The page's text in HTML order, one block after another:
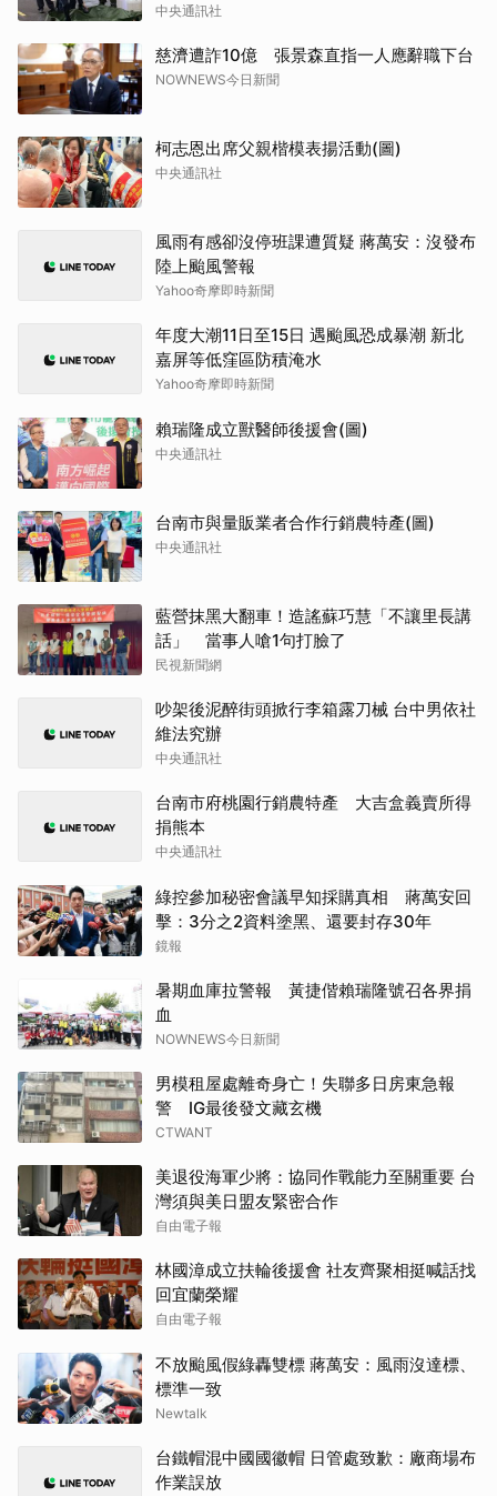
中央通訊社
慈濟遭詐10億 張景森直指一人應辭職下台
NOWNEWS今日新聞
柯志恩出席父親楷模表揚活動(圖)
中央通訊社
風雨有感卻沒停班課遭質疑 蔣萬安：沒發布
陸上颱風警報
Yahoo奇摩即時新聞
年度大潮11日至15日 遇颱風恐成暴潮 新北
嘉屏等低窪區防積淹水
Yahoo奇摩即時新聞
賴瑞隆成立獸醫師後援會(圖)
中央通訊社
台南市與量販業者合作行銷農特產(圖)
中央通訊社
藍營抹黑大翻車！造謠蘇巧慧「不讓里長講
話」 當事人嗆1句打臉了
民視新聞網
吵架後泥醉街頭掀行李箱露刀械 台中男依社
維法究辦
中央通訊社
台南市府桃園行銷農特產 大吉盒義賣所得
捐熊本
中央通訊社
綠控參加秘密會議早知採購真相 蔣萬安回
擊：3分之2資料塗黑、還要封存30年
鏡報
暑期血庫拉警報 黃捷偕賴瑞隆號召各界捐
血
NOWNEWS今日新聞
男模租屋處離奇身亡！失聯多日房東急報
警 IG最後發文藏玄機
CTWANT
美退役海軍少將：協同作戰能力至關重要 台
灣須與美日盟友緊密合作
自由電子報
林國漳成立扶輪後援會 社友齊聚相挺喊話找
回宜蘭榮耀
自由電子報
不放颱風假綠轟雙標 蔣萬安：風雨沒達標、
標準一致
Newtalk
台鐵帽混中國國徽帽 日管處致歉：廠商場布
作業誤放